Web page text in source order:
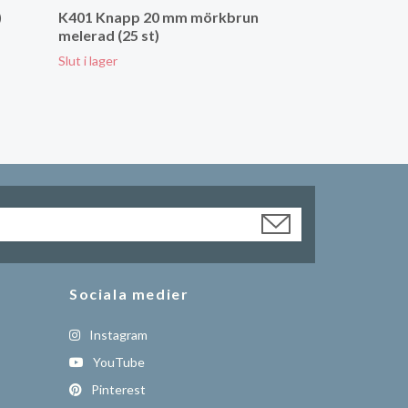
K401 Knapp 20 mm mörkbrun
melerad (25 st)
Slut i lager
Sociala medier
Instagram
YouTube
Pinterest